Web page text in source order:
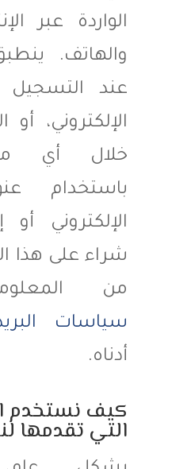
الواردة عبر
والهاتف.
عند
الإلكتروني،
خلال أي
باستخدام
الإلكتروني أو
شراء على هذا
من
سياسات
أدناه.
كيف نستخدم
التي تقدمها